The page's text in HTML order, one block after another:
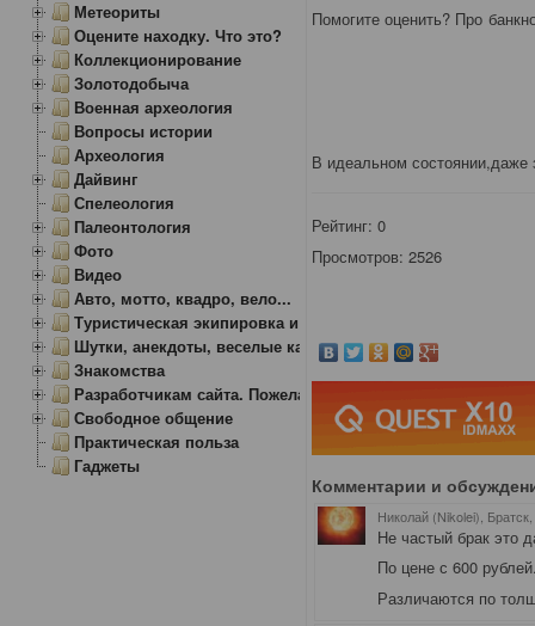
Помогите оценить? Про
В идеальном состоянии,даже
Рейтинг:0
Просмотров: 2526
Комментарии и
Николай (Nikolei), Братск
Не частый брак это
По цене с 600
Различаются по
Метеориты
Оцените находку. Что это?
Коллекционирование
Золотодобыча
Военная археология
Вопросы истории
Археология
Дайвинг
Спелеология
Палеонтология
Фото
Видео
Авто, мотто, квадро, вело...
Туристическая экипировка и снаряжение
Шутки, анекдоты, веселые картинки
Знакомства
Разработчикам сайта. Пожелания, замечания.
Свободное общение
Практическая польза
Гаджеты